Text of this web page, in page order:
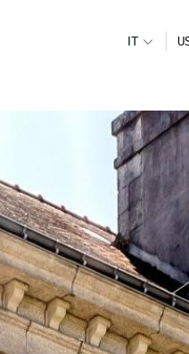
IT